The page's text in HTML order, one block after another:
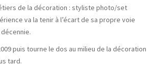
de la décoration : styliste photo/set
va la tenir à l’écart de sa propre voie
puis tourne le dos au milieu de la décoration
tard.